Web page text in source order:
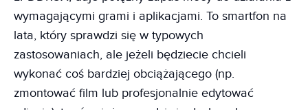
wymagającymi grami i aplikacjami. To smartfon na
lata, który sprawdzi się w typowych
zastosowaniach, ale jeżeli będziecie chcieli
wykonać coś bardziej obciążającego (np.
zmontować film lub profesjonalnie edytować